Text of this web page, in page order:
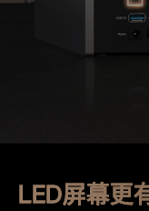
LED屏幕更